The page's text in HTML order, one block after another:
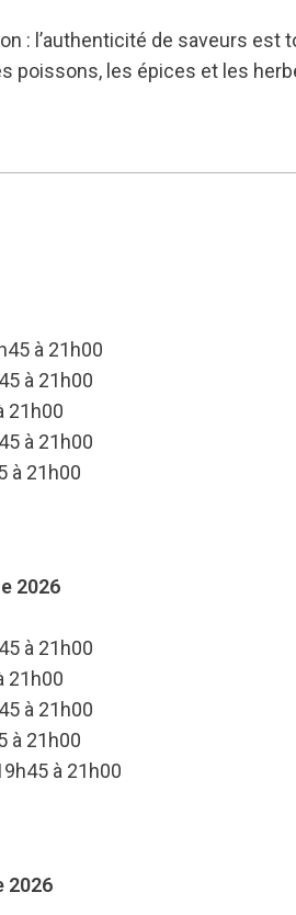
: l’authenticité de saveurs
poissons, les épices et les
à 21h00
à 21h00
21h00
à 21h00
à 21h00
2026
à 21h00
21h00
à 21h00
à 21h00
à 21h00
2026